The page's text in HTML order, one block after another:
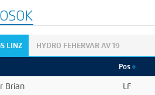
LINZ HYDRO FEHERVAR AV 19
Pos
Brian LF